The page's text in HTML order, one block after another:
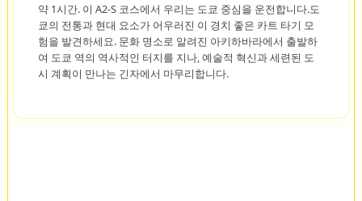
약 1시간. 이 A2-S 코스에서 우리는 도쿄 중심을 운전합니다.도
쿄의 전통과 현대 요소가 어우러진 이 경치 좋은 카트 타기 모
험을 발견하세요. 문화 명소로 알려진 아키하바라에서 출발하
여 도쿄 역의 역사적인 터지를 지나, 예술적 혁신과 세련된 도
시 계획이 만나는 긴자에서 마무리합니다.